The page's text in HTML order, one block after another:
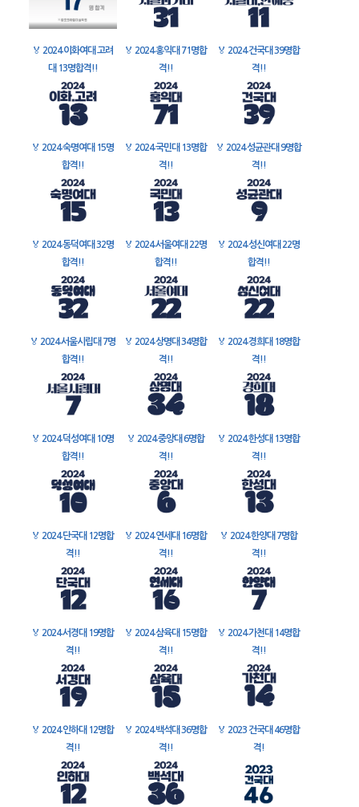
🏅 2024 이화여대 고려
대 13명합격!!
🏅 2024 홍익대 71명합
격!!
🏅 2024 건국대 39명합
격!!
🏅 2024 숙명여대 15명
합격!!
🏅 2024 국민대 13명합
격!!
🏅 2024 성균관대 9명합
격!!
🏅 2024 동덕여대 32명
합격!!
🏅 2024 서울여대 22명
합격!!
🏅 2024 성신여대 22명
합격!!
🏅 2024 서울시립대 7명
합격!!
🏅 2024 상명대 34명합
격!!
🏅 2024 경희대 18명합
격!!
🏅 2024 덕성여대 10명
합격!!
🏅 2024 중앙대 6명합
격!!
🏅 2024 한성대 13명합
격!!
🏅 2024 단국대 12명합
격!!
🏅 2024 연세대 16명합
격!!
🏅 2024 한양대 7명합
격!!
🏅 2024 서경대 19명합
격!!
🏅 2024 삼육대 15명합
격!!
🏅 2024 가천대 14명합
격!!
🏅 2024 인하대 12명합
격!!
🏅 2024 백석대 36명합
격!!
🏅 2023 건국대 46명합
격!